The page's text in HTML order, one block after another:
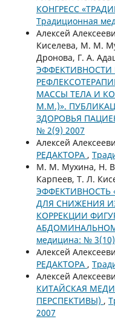
КОНГРЕСС
Традиционная
Алексей
Киселева, М. М.
Дронова, Г. А.
ЭФФЕКТИВНОСТИ
МАССЫ ТЕЛА И
М.М.)».
ЗДОРОВЬЯ
№ 2(9) 2007
Алексей
РЕДАКТОРА ,
М. М. Мухина, Н. В.
Карпеев, Т. Л.
ЭФФЕКТИВНОСТЬ
ДЛЯ СНИЖЕНИЯ
КОРРЕКЦИИ
медицина: №
Алексей
РЕДАКТОРА ,
Алексей
КИТАЙСКАЯ
ПЕРСПЕКТИВЫ) ,
2007